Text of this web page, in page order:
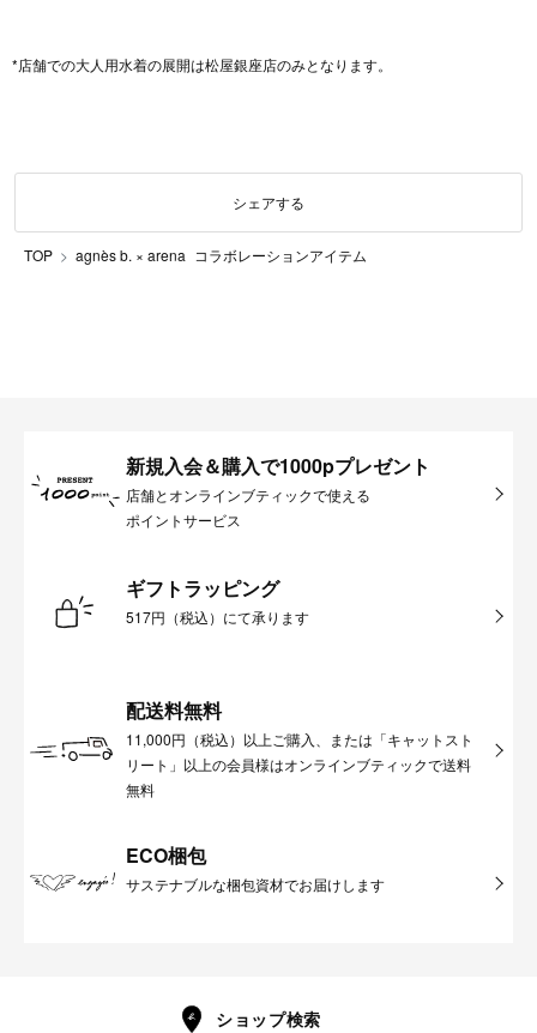
*店舗での大人用水着の展開は松屋銀座店のみとなります。
シェアする
TOP agnès b. × arena コラボレーションアイテム
新規入会＆購入で1000pプレゼント
店舗とオンラインブティックで使える
ポイントサービス
ギフトラッピング
517円（税込）にて承ります
配送料無料
11,000円（税込）以上ご購入、または「キャットスト
リート」以上の会員様はオンラインブティックで送料
無料
ECO梱包
サステナブルな梱包資材でお届けします
ショップ検索